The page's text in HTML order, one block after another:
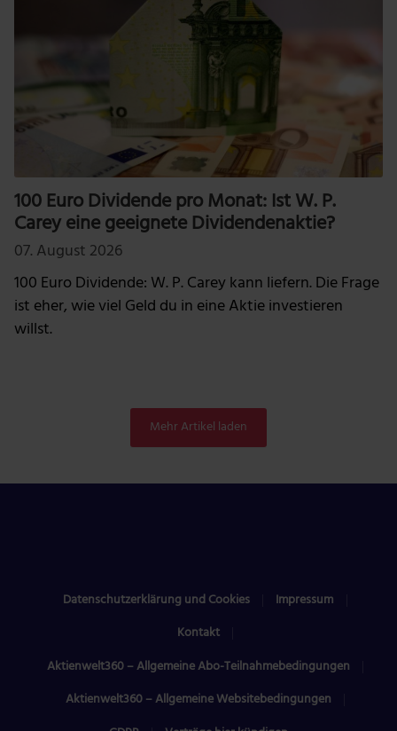
100 Euro Dividende pro Monat: Ist W. P.
Carey eine geeignete Dividendenaktie?
07. August 2026
100 Euro Dividende: W. P. Carey kann liefern. Die Frage
ist eher, wie viel Geld du in eine Aktie investieren
willst.
Mehr Artikel laden
Datenschutzerklärung und Cookies
Impressum
Kontakt
Aktienwelt360 – Allgemeine Abo-Teilnahmebedingungen
Aktienwelt360 – Allgemeine Websitebedingungen